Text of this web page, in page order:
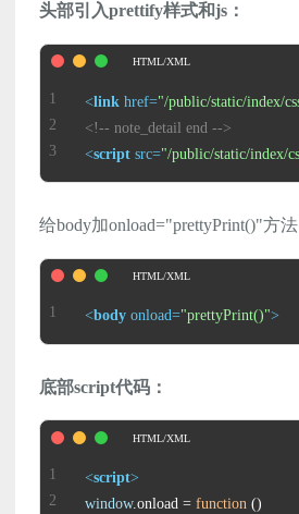
Vue
uni-app
头部引入prettify样式和js：
<link href="/public/static/index/
<!-- note_detail end -->
<script src="/public/static/index/
给body加onload="prettyPrint()"方法
<body onload="prettyPrint()">
底部script代码：
<script>
window.onload = function (